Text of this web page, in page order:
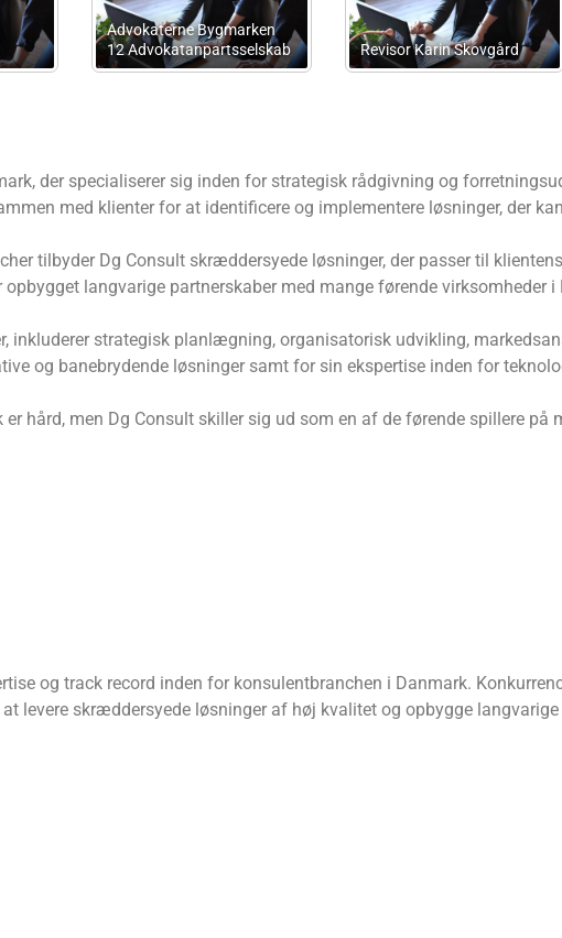
Advokatkontoret la Cour
Advokatanpartsselskabet
Kj3c
der specialiserer sig inden for strategisk rådgivning og
med klienter for at identificere og implementere løsninger, der
tilbyder Dg Consult skræddersyede løsninger, der passer til
langvarige partnerskaber med mange førende virksomheder i
inkluderer strategisk planlægning, organisatorisk udvikling,
og banebrydende løsninger samt for sin ekspertise inden for
hård, men Dg Consult skiller sig ud som en af ​​de førende spillere på
og track record inden for konsulentbranchen i Danmark.
levere skræddersyede løsninger af høj kvalitet og opbygge